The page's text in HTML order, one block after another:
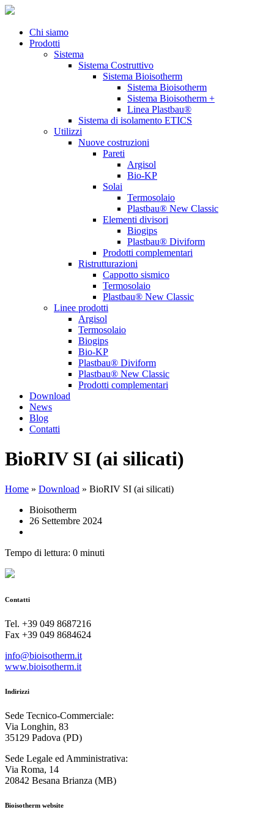
Chi siamo
Prodotti
Sistema
Sistema Costruttivo
Sistema Bioisotherm
Sistema Bioisotherm
Sistema Bioisotherm +
Linea Plastbau®
Sistema di isolamento ETICS
Utilizzi
Nuove costruzioni
Pareti
Argisol
Bio-KP
Solai
Termosolaio
Plastbau® New Classic
Elementi divisori
Biogips
Plastbau® Diviform
Prodotti complementari
Ristrutturazioni
Cappotto sismico
Termosolaio
Plastbau® New Classic
Linee prodotti
Argisol
Termosolaio
Biogips
Bio-KP
Plastbau® Diviform
Plastbau® New Classic
Prodotti complementari
Download
News
Blog
Contatti
BioRIV SI (ai silicati)
Home » Download » BioRIV SI (ai silicati)
Bioisotherm
26 Settembre 2024
Tempo di lettura: 0 minuti
Contatti
Tel. +39 049 8687216
Fax +39 049 8684624
info@bioisotherm.it
www.bioisotherm.it
Indirizzi
Sede Tecnico-Commerciale:
Via Longhin, 83
35129 Padova (PD)
Sede Legale ed Amministrativa:
Via Roma, 14
20842 Besana Brianza (MB)
Bioisotherm website